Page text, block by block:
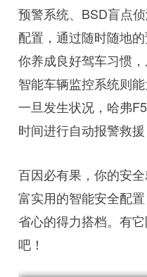
预警系统、BSD盲点
配置，通过随时随地
你养成良好驾车习惯，
智能车辆监控系统则
一旦发生状况，哈弗
时间进行自动报警救援
百因必有果，你的安
富实用的智能安全配
省心的得力搭档。有
吧！